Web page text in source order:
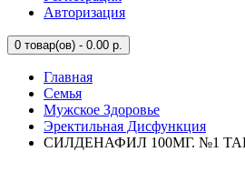
Авторизация
0 товар(ов) - 0.00 р.
Главная
Семья
Мужское Здоровье
Эректильная Дисфункция
СИЛДЕНАФИЛ 100МГ. №1